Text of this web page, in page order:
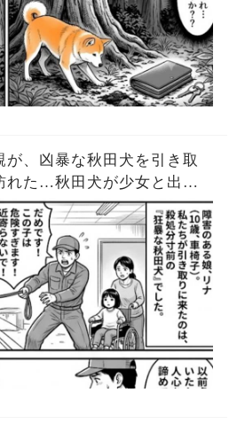
、凶暴な秋田犬を引き取
れた…秋田犬が少女と出会
ない出来事が起こった！